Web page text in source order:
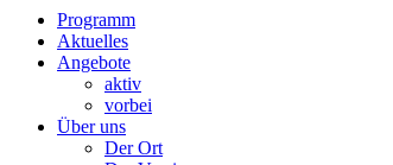
Programm
Aktuelles
Angebote
aktiv
vorbei
Über uns
Der Ort